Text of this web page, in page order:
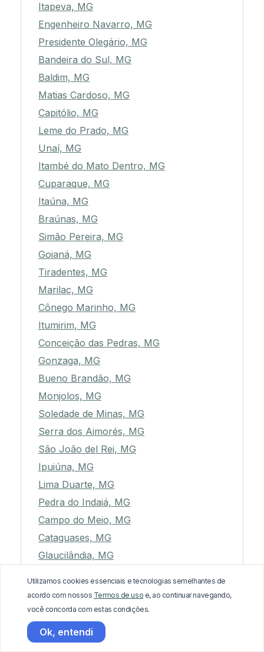
Itapeva, MG
Engenheiro Navarro, MG
Presidente Olegário, MG
Bandeira do Sul, MG
Baldim, MG
Matias Cardoso, MG
Capitólio, MG
Leme do Prado, MG
Unaí, MG
Itambé do Mato Dentro, MG
Cuparaque, MG
Itaúna, MG
Braúnas, MG
Simão Pereira, MG
Goianá, MG
Tiradentes, MG
Marilac, MG
Cônego Marinho, MG
Itumirim, MG
Conceição das Pedras, MG
Gonzaga, MG
Bueno Brandão, MG
Monjolos, MG
Soledade de Minas, MG
Serra dos Aimorés, MG
São João del Rei, MG
Ipuiúna, MG
Lima Duarte, MG
Pedra do Indaiá, MG
Campo do Meio, MG
Cataguases, MG
Glaucilândia, MG
São João Evangelista, MG
Mutum, MG
Planura, MG
Fortuna de Minas, MG
Utilizamos cookies essenciais e tecnologias semelhantes de
acordo com nossos Termos de uso e, ao continuar navegando,
você concorda com estas condições.
Ok, entendi